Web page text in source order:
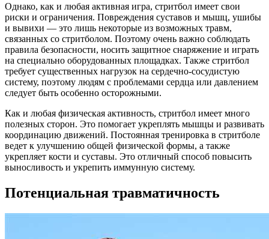
Однако, как и любая активная игра, стритбол имеет свои
риски и ограничения. Повреждения суставов и мышц, ушибы
и вывихи — это лишь некоторые из возможных травм,
связанных со стритболом. Поэтому очень важно соблюдать
правила безопасности, носить защитное снаряжение и играть
на специально оборудованных площадках. Также стритбол
требует существенных нагрузок на сердечно-сосудистую
систему, поэтому людям с проблемами сердца или давлением
следует быть особенно осторожными.
Как и любая физическая активность, стритбол имеет много
полезных сторон. Это помогает укреплять мышцы и развивать
координацию движений. Постоянная тренировка в стритболе
ведет к улучшению общей физической формы, а также
укрепляет кости и суставы. Это отличный способ повысить
выносливость и укрепить иммунную систему.
Потенциальная травматичность